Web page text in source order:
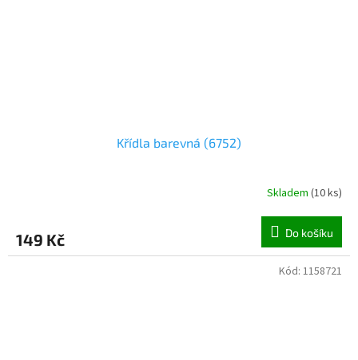
Křídla barevná (6752)
Skladem (10 ks)
149 Kč Do košíku
Kód: 1158721